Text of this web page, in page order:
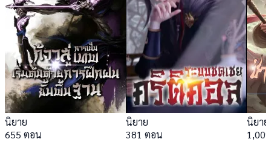
นิยาย
655 ตอน
นิยาย
381 ตอน
นิยาย